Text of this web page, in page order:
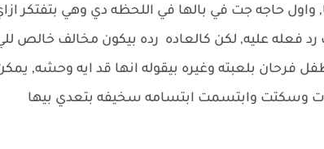
حاجه جت في بالها في اللحظه دي وهي بتفتكر
فعله عليه, لكن كالعاده رده بيكون مخالف خالص
فرحان بلعبته وغيره بيقوله انها قد ايه وحشه,
وسكتت وابتسمت ابتسامه سخيفه بتعدي بيها